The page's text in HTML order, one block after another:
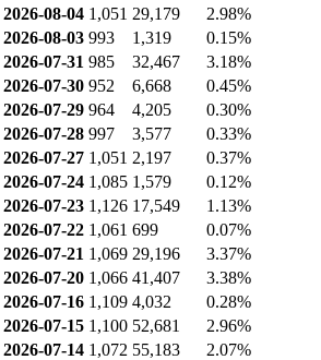
2026-08-04 1,051 29,179
2.98%
2026-08-03 993 1,319
0.15%
2026-07-31 985 32,467
3.18%
2026-07-30 952 6,668
0.45%
2026-07-29 964 4,205
0.30%
2026-07-28 997 3,577
0.33%
2026-07-27 1,051 2,197
0.37%
2026-07-24 1,085 1,579
0.12%
2026-07-23 1,126 17,549
1.13%
2026-07-22 1,061 699
0.07%
2026-07-21 1,069 29,196
3.37%
2026-07-20 1,066 41,407
3.38%
2026-07-16 1,109 4,032
0.28%
2026-07-15 1,100 52,681
2.96%
2026-07-14 1,072 55,183
2.07%